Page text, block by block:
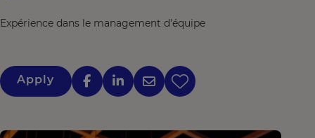
Expérience dans le management d'équipe
Apply